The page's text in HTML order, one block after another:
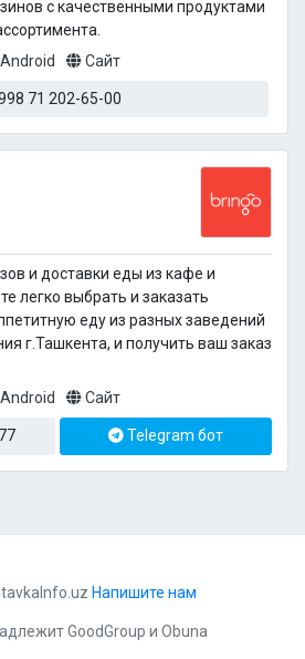
с качественными продуктами
Android Сайт
71 202-65-00
и доставки еды из кафе и
легко выбрать и заказать
еду из разных заведений
г.Ташкента, и получить ваш заказ
Android Сайт
Telegram бот
Напишите нам
GoodGroup и Obuna